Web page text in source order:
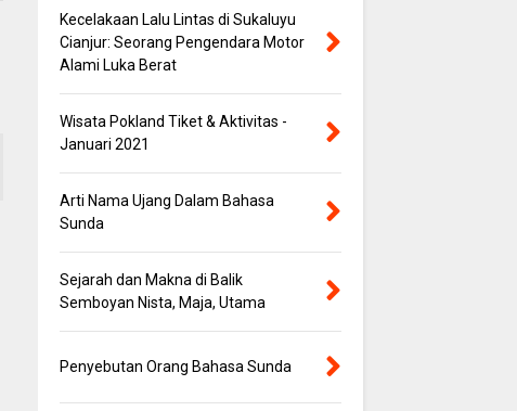
Kecelakaan Lalu Lintas di Sukaluyu
Cianjur: Seorang Pengendara Motor
Alami Luka Berat
Wisata Pokland Tiket & Aktivitas -
Januari 2021
Arti Nama Ujang Dalam Bahasa
Sunda
Sejarah dan Makna di Balik
Semboyan Nista, Maja, Utama
Penyebutan Orang Bahasa Sunda